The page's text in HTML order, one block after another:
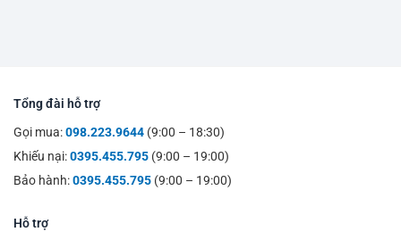
Tổng đài hỗ trợ
Gọi mua:098.223.9644 (9:00 – 18:30)
Khiếu nại:0395.455.795 (9:00 – 19:00)
Bảo hành:0395.455.795 (9:00 – 19:00)
Hỗ trợ